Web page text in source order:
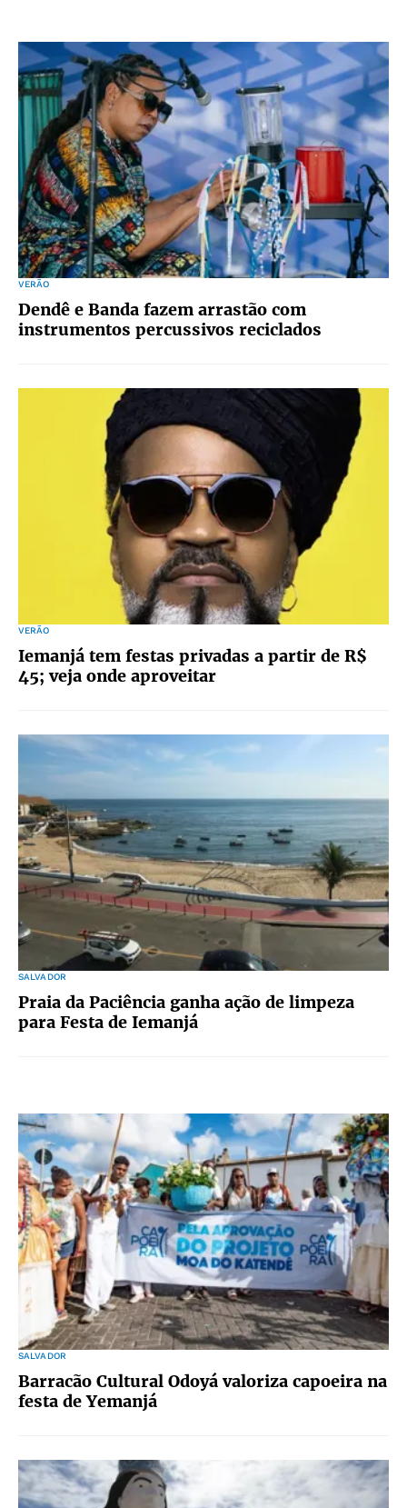
VERÃO
Dendê e Banda fazem arrastão com
instrumentos percussivos reciclados
VERÃO
Iemanjá tem festas privadas a partir de R$
45; veja onde aproveitar
SALVADOR
Praia da Paciência ganha ação de limpeza
para Festa de Iemanjá
SALVADOR
Barracão Cultural Odoyá valoriza capoeira na
festa de Yemanjá